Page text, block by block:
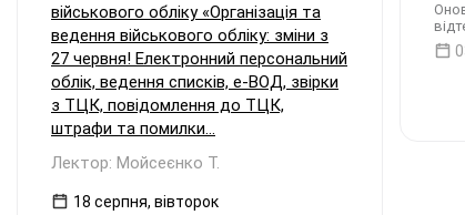
військового обліку «Організація та
ведення військового обліку: зміни з
27 червня! Електронний персональний
облік, ведення списків, е-ВОД, звірки
з ТЦК, повідомлення до ТЦК,
штрафи та помилки...
Лектор: Мойсеєнко Т.
18 серпня, вівторок